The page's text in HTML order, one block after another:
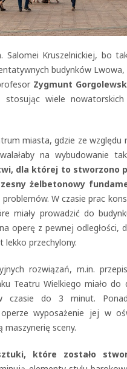
Kruszelnickiej, bo
budynków
Zygmunt
stosując wiele
miasta, gdzie ze
na wybudowanie
dla której to stworzono
żelbetonowy
W czasie prac
miały prowadzić do
operę z pewnej odległości,
lekko przechylony.
rozwiązań, m.in.
Teatru Wielkiego miało do
w czasie do 3 minut.
wyposażenie jej w
sceny.
które zostało